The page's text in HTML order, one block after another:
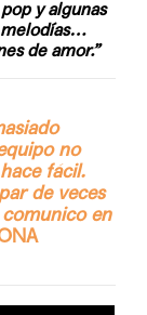
y algunas
melodías…
de amor.”
no
fácil.
de veces
en